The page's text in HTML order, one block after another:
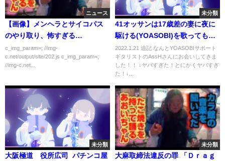
ニュース
【画像】メンヘラとサイコパス
のやり取り、怖すぎる…
c_img_param=; //img-
c.net/output/site/202.js c_img_param=;
//img-c.net...
未分類
41オッサンは17歳差の妻に夜に
駆ける(YOASOBI)を歌ってもら
いました【ヨメトオレ】
2022.1.21 追記 なんとYOASOBIサポート
ギタリストのAssHさんにお会いしてきま
した！！ ↓ヤバすぎた！とにかくヤバすぎ
た！↓...
未分類
大阪極道 役所広司 パチンコ屋
未分類
大麻取締法違反の罪 「Ｄｒａｇ